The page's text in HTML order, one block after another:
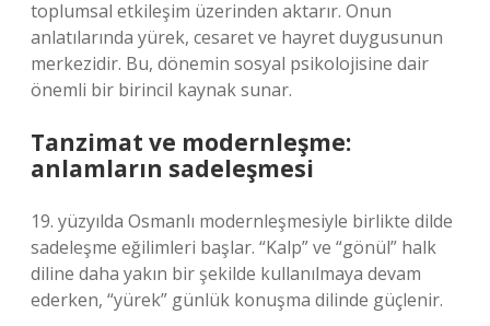
toplumsal etkileşim üzerinden aktarır. Onun
anlatılarında yürek, cesaret ve hayret duygusunun
merkezidir. Bu, dönemin sosyal psikolojisine dair
önemli bir birincil kaynak sunar.
Tanzimat ve modernleşme:
anlamların sadeleşmesi
19. yüzyılda Osmanlı modernleşmesiyle birlikte dilde
sadeleşme eğilimleri başlar. “Kalp” ve “gönül” halk
diline daha yakın bir şekilde kullanılmaya devam
ederken, “yürek” günlük konuşma dilinde güçlenir.